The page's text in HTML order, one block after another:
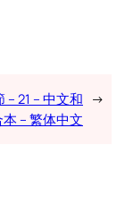
– 21 – 中文和
本 – 繁体中文
→